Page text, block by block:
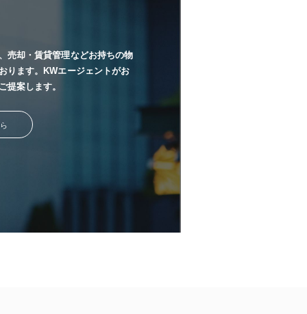
売却・賃貸管理などお持ちの物
ります。KWエージェントがお
提案します。